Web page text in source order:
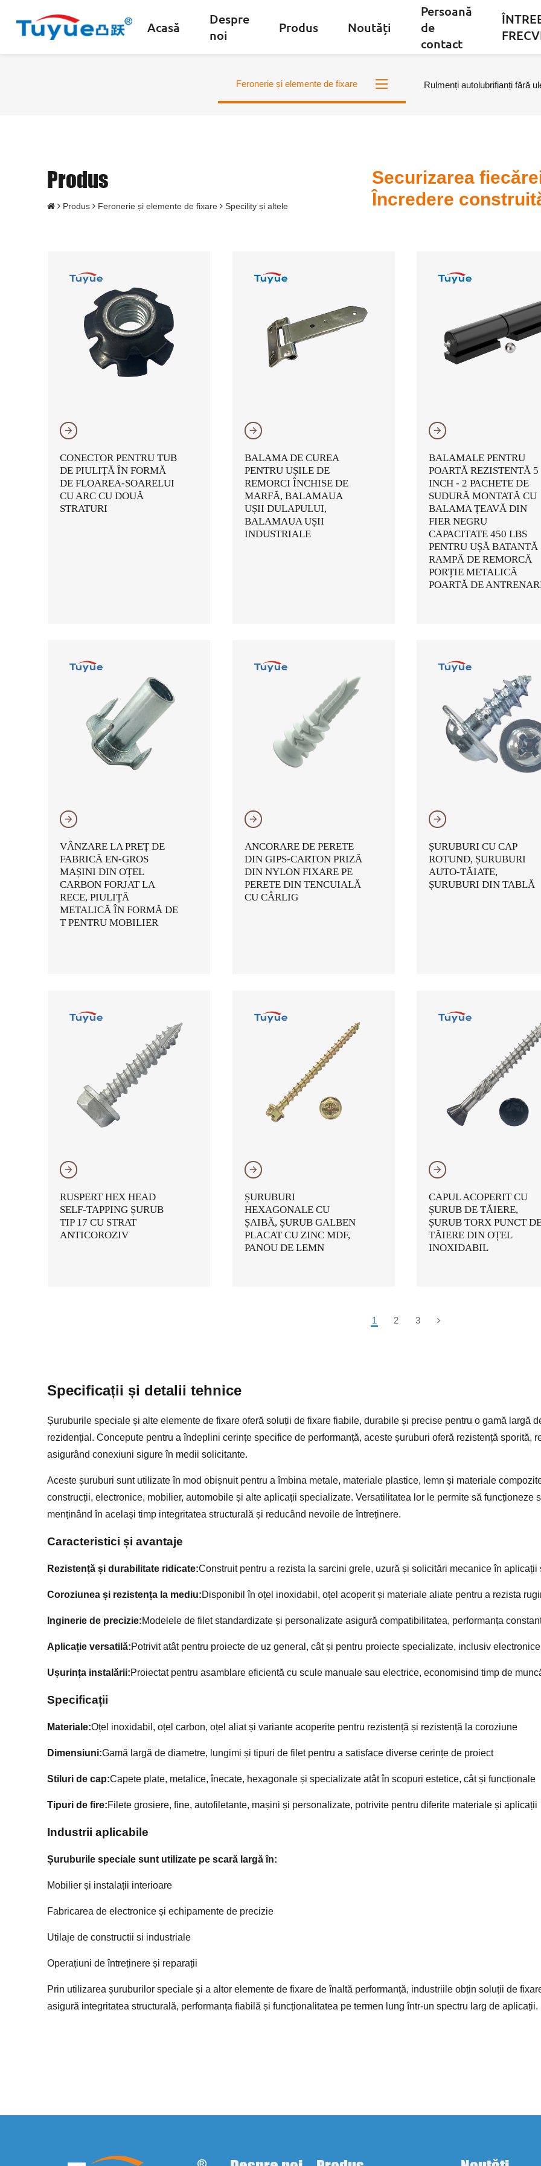
Acasă
Despre
noi
Produs Noutăți
Persoană
de
contact
Feronerie și elemente de fixare Rulmenți autolubrifianți fără
Produs
Produs Feronerie și elemente de fixare Specility și altele
Securizarea
Încredere
𐃔
CONECTOR PENTRU TUB
DE PIULIȚĂ ÎN FORMĂ
DE FLOAREA-SOARELUI
CU ARC CU DOUĂ
STRATURI
𐃔
BALAMA DE CUREA
PENTRU UȘILE DE
REMORCI ÎNCHISE DE
MARFĂ, BALAMAUA
UȘII DULAPULUI,
BALAMAUA UȘII
INDUSTRIALE
𐃔
BALAMALE PENTRU
POARTĂ REZISTENTĂ 5
INCH - 2 PACHETE DE
SUDURĂ MONTATĂ CU
BALAMA ȚEAVĂ DIN
FIER NEGRU
CAPACITATE 450 LBS
PENTRU UȘĂ BATANTĂ
RAMPĂ DE REMORCĂ
PORȚIE METALICĂ
POARTĂ DE
𐃔
VÂNZARE LA PREȚ DE
FABRICĂ EN-GROS
MAȘINI DIN OȚEL
CARBON FORJAT LA
RECE, PIULIȚĂ
METALICĂ ÎN FORMĂ DE
T PENTRU MOBILIER
𐃔
ANCORARE DE PERETE
DIN GIPS-CARTON PRIZĂ
DIN NYLON FIXARE PE
PERETE DIN TENCUIALĂ
CU CÂRLIG
𐃔
ȘURUBURI CU CAP
ROTUND, ȘURUBURI
AUTO-TĂIATE,
ȘURUBURI DIN TABLĂ
𐃔
RUSPERT HEX HEAD
SELF-TAPPING ȘURUB
TIP 17 CU STRAT
ANTICOROZIV
𐃔
ȘURUBURI
HEXAGONALE CU
ȘAIBĂ, ȘURUB GALBEN
PLACAT CU ZINC MDF,
PANOU DE LEMN
𐃔
CAPUL ACOPERIT CU
ȘURUB DE TĂIERE,
ȘURUB TORX PUNCT
TĂIERE DIN OȚEL
INOXIDABIL
1 2 3
Specificații și detalii tehnice
Șuruburile speciale și alte elemente de fixare oferă soluții de fixare fiabile, durabile și precise pentru o gamă largă
rezidențial. Concepute pentru a îndeplini cerințe specifice de performanță, aceste șuruburi oferă rezistență sporită,
asigurând conexiuni sigure în medii solicitante.
Aceste șuruburi sunt utilizate în mod obișnuit pentru a îmbina metale, materiale plastice, lemn și materiale
construcții, electronice, mobilier, automobile și alte aplicații specializate. Versatilitatea lor le permite să
menținând în același timp integritatea structurală și reducând nevoile de întreținere.
Caracteristici și avantaje
Rezistență și durabilitate ridicate:Construit pentru a rezista la sarcini grele, uzură și solicitări mecanice în aplicații
Coroziunea și rezistența la mediu:Disponibil în oțel inoxidabil, oțel acoperit și materiale aliate pentru a rezista
Inginerie de precizie:Modelele de filet standardizate și personalizate asigură compatibilitatea, performanța
Aplicație versatilă:Potrivit atât pentru proiecte de uz general, cât și pentru proiecte specializate, inclusiv
Ușurința instalării:Proiectat pentru asamblare eficientă cu scule manuale sau electrice, economisind timp de
Specificații
Materiale:Oțel inoxidabil, oțel carbon, oțel aliat și variante acoperite pentru rezistență și rezistență la coroziune
Dimensiuni:Gamă largă de diametre, lungimi și tipuri de filet pentru a satisface diverse cerințe de proiect
Stiluri de cap:Capete plate, metalice, înecate, hexagonale și specializate atât în scopuri estetice, cât și funcționale
Tipuri de fire:Filete grosiere, fine, autofiletante, mașini și personalizate, potrivite pentru diferite materiale și aplicații
Industrii aplicabile
Șuruburile speciale sunt utilizate pe scară largă în:
Mobilier și instalații interioare
Fabricarea de electronice și echipamente de precizie
Utilaje de constructii si industriale
Operațiuni de întreținere și reparații
Prin utilizarea șuruburilor speciale și a altor elemente de fixare de înaltă performanță, industriile obțin soluții de
asigură integritatea structurală, performanța fiabilă și funcționalitatea pe termen lung într-un spectru larg de aplicații.